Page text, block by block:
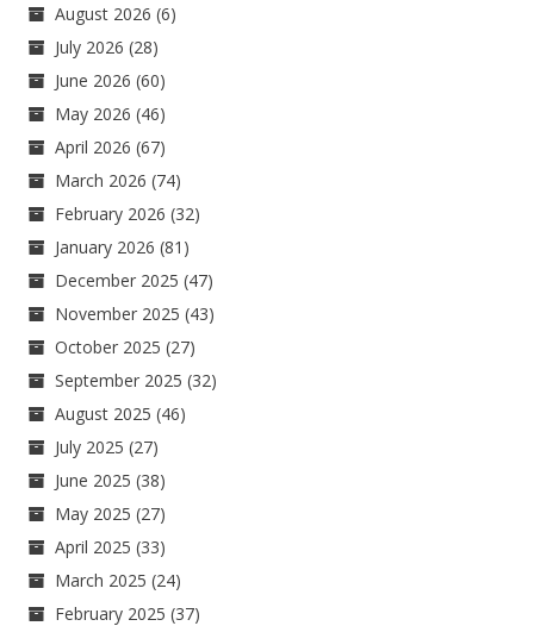
August 2026 (6)
July 2026 (28)
June 2026 (60)
May 2026 (46)
April 2026 (67)
March 2026 (74)
February 2026 (32)
January 2026 (81)
December 2025 (47)
November 2025 (43)
October 2025 (27)
September 2025 (32)
August 2025 (46)
July 2025 (27)
June 2025 (38)
May 2025 (27)
April 2025 (33)
March 2025 (24)
February 2025 (37)